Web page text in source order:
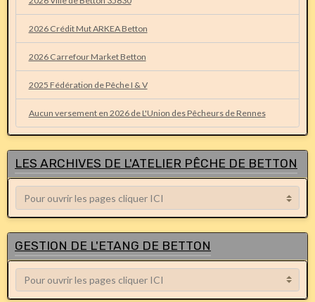
2026 Crédit Mut ARKEA Betton
2026 Carrefour Market Betton
2025 Fédération de Pêche I & V
Aucun versement en 2026 de L'Union des Pêcheurs de Rennes
LES ARCHIVES DE L'ATELIER PÊCHE DE BETTON
GESTION DE L'ETANG DE BETTON